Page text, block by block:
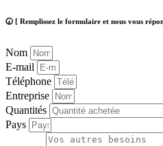
🕢 [ Remplissez le formulaire et nous vous
Nom
E-mail
Téléphone
Entreprise
Quantités
Pays